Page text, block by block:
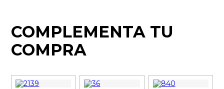
COMPLEMENTA TU
COMPRA